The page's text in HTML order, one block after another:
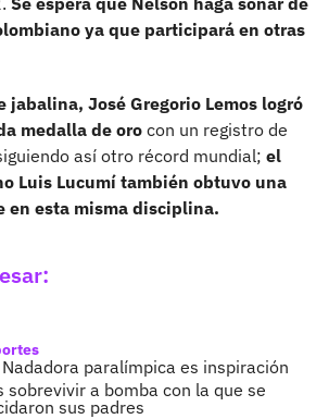
ya que participará en otras
jabalina, José Gregorio Lemos logró
medalla de oro con un registro de
así otro récord mundial; el
Luis Lucumí también obtuvo una
en esta misma disciplina.
Nadadora paralímpica es inspiración
sobrevivir a bomba con la que se
sus padres